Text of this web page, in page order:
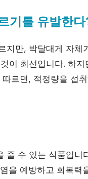
기를 유발한다
지만, 박달대게 자
이 최선입니다. 하
르면, 적정량을 섭
줄 수 있는 식품입
을 예방하고 회복